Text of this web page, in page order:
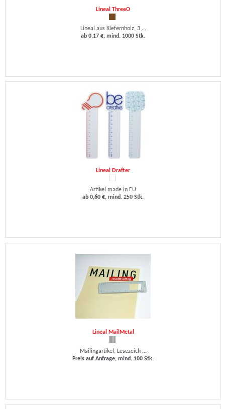
Lineal ThreeO
Lineal aus Kiefernholz, 3 ...
ab 0,17 €, mind. 1000 Stk.
Lineal Drafter
Artikel made in EU
ab 0,60 €, mind. 250 Stk.
Lineal MailMetal
Mailingartikel, Lesezeich ...
Preis auf Anfrage, mind. 100 Stk.